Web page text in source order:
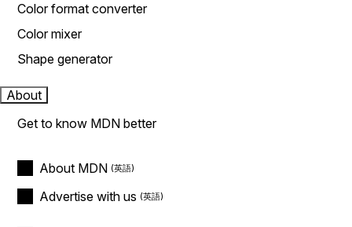
Color format converter
Color mixer
Shape generator
About
Get to know MDN better
About MDN
Advertise with us